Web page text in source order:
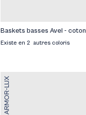
Baskets basses Avel - coton
Existe en 2 autres coloris
ARMOR-LUX